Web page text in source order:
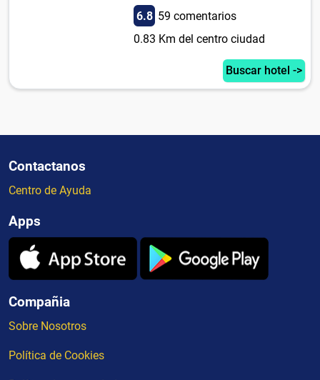
6.8 59 comentarios
0.83 Km del centro ciudad
Buscar hotel ->
Contactanos
Centro de Ayuda
Apps
Compañia
Sobre Nosotros
Política de Cookies